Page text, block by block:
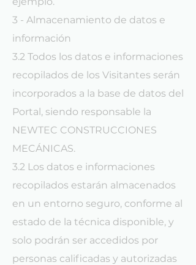
3 - Almacenamiento de datos e
información
3.2 Todos los datos e informaciones
recopilados de los Visitantes serán
incorporados a la base de datos del
Portal, siendo responsable la
NEWTEC CONSTRUCCIONES
MECÁNICAS.
3.2 Los datos e informaciones
recopilados estarán almacenados
en un entorno seguro, conforme al
estado de la técnica disponible, y
solo podrán ser accedidos por
personas calificadas y autorizadas